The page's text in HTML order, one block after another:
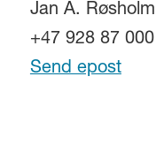
Jan A. Røsholm
+47 928 87 000
Send epost